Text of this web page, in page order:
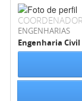
ENGENHARIAS
Engenharia Civil